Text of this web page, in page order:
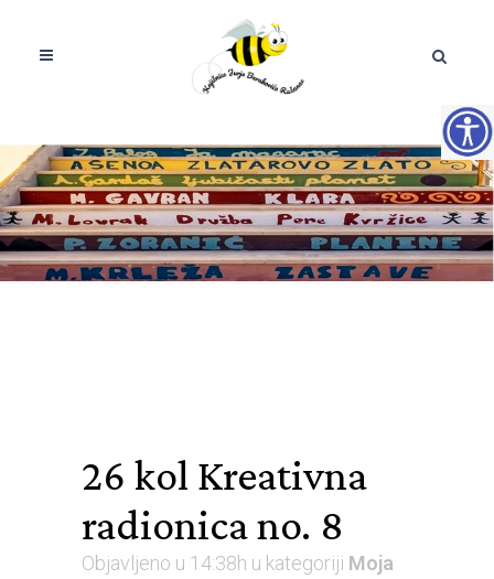
26 kol Kreativna
radionica no. 8
Objavljeno u 14:38h u kategoriji Moja